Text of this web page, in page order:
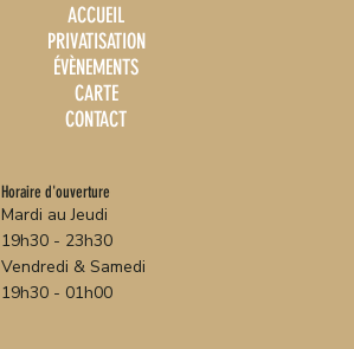
ACCUEIL
PRIVATISATION
ÉVÈNEMENTS
CARTE
CONTACT
Horaire d'ouverture
Mardi au Jeudi
19h30 - 23h30
Vendredi & Samedi
19h30 - 01h00